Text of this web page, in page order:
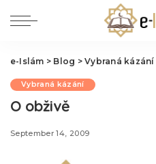
e-Islám > Blog >Vybraná kázání
Vybraná kázání
O obživě
September 14, 2009